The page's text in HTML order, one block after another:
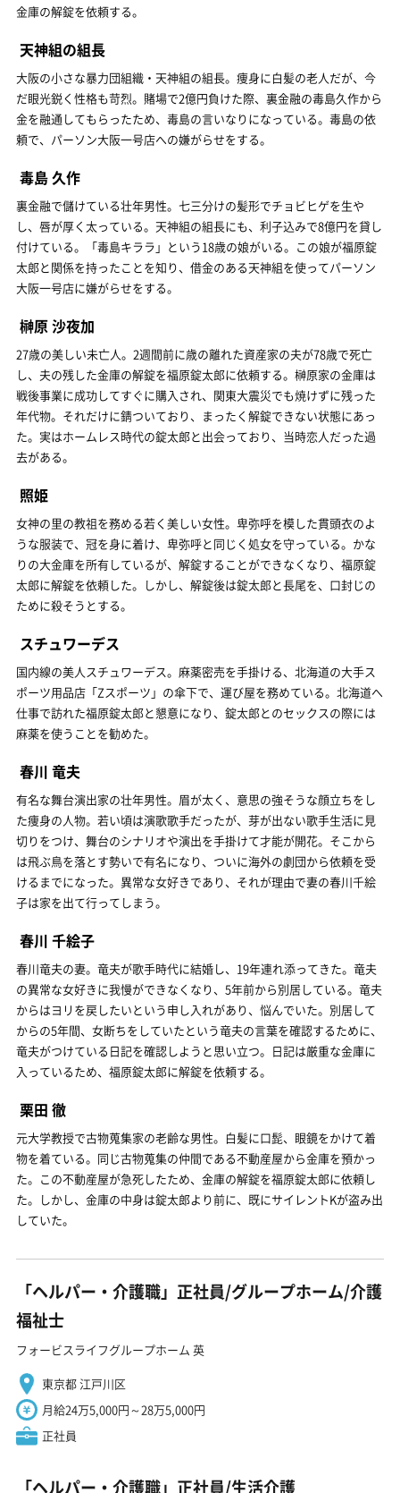
金庫の解錠を依頼する。
天神組の組長
大阪の小さな暴力団組織・天神組の組長。痩身に白髪の老人だが、今
だ眼光鋭く性格も苛烈。賭場で2億円負けた際、裏金融の毒島久作から
金を融通してもらったため、毒島の言いなりになっている。毒島の依
頼で、パーソン大阪一号店への嫌がらせをする。
毒島 久作
裏金融で儲けている壮年男性。七三分けの髪形でチョビヒゲを生や
し、唇が厚く太っている。天神組の組長にも、利子込みで8億円を貸し
付けている。「毒島キララ」という18歳の娘がいる。この娘が福原錠
太郎と関係を持ったことを知り、借金のある天神組を使ってパーソン
大阪一号店に嫌がらせをする。
榊原 沙夜加
27歳の美しい未亡人。2週間前に歳の離れた資産家の夫が78歳で死亡
し、夫の残した金庫の解錠を福原錠太郎に依頼する。榊原家の金庫は
戦後事業に成功してすぐに購入され、関東大震災でも焼けずに残った
年代物。それだけに錆ついており、まったく解錠できない状態にあっ
た。実はホームレス時代の錠太郎と出会っており、当時恋人だった過
去がある。
照姫
女神の里の教祖を務める若く美しい女性。卑弥呼を模した貫頭衣のよ
うな服装で、冠を身に着け、卑弥呼と同じく処女を守っている。かな
りの大金庫を所有しているが、解錠することができなくなり、福原錠
太郎に解錠を依頼した。しかし、解錠後は錠太郎と長尾を、口封じの
ために殺そうとする。
スチュワーデス
国内線の美人スチュワーデス。麻薬密売を手掛ける、北海道の大手ス
ポーツ用品店「Zスポーツ」の傘下で、運び屋を務めている。北海道へ
仕事で訪れた福原錠太郎と懇意になり、錠太郎とのセックスの際には
麻薬を使うことを勧めた。
春川 竜夫
有名な舞台演出家の壮年男性。眉が太く、意思の強そうな顔立ちをし
た痩身の人物。若い頃は演歌歌手だったが、芽が出ない歌手生活に見
切りをつけ、舞台のシナリオや演出を手掛けて才能が開花。そこから
は飛ぶ鳥を落とす勢いで有名になり、ついに海外の劇団から依頼を受
けるまでになった。異常な女好きであり、それが理由で妻の春川千絵
子は家を出て行ってしまう。
春川 千絵子
春川竜夫の妻。竜夫が歌手時代に結婚し、19年連れ添ってきた。竜夫
の異常な女好きに我慢ができなくなり、5年前から別居している。竜夫
からはヨリを戻したいという申し入れがあり、悩んでいた。別居して
からの5年間、女断ちをしていたという竜夫の言葉を確認するために、
竜夫がつけている日記を確認しようと思い立つ。日記は厳重な金庫に
入っているため、福原錠太郎に解錠を依頼する。
栗田 徹
元大学教授で古物蒐集家の老齢な男性。白髪に口髭、眼鏡をかけて着
物を着ている。同じ古物蒐集の仲間である不動産屋から金庫を預かっ
た。この不動産屋が急死したため、金庫の解錠を福原錠太郎に依頼し
た。しかし、金庫の中身は錠太郎より前に、既にサイレントKが盗み出
していた。
「ヘルパー・介護職」正社員/グループホーム/介護
福祉士
フォービスライフグループホーム 英
東京都 江戸川区
月給24万5,000円～28万5,000円
正社員
「ヘルパー・介護職」正社員/生活介護